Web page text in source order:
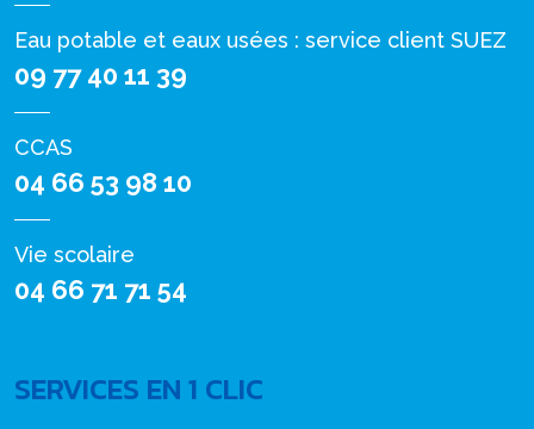
Eau potable et eaux usées : service client SUEZ
09 77 40 11 39
CCAS
04 66 53 98 10
Vie scolaire
04 66 71 71 54
SERVICES EN 1 CLIC